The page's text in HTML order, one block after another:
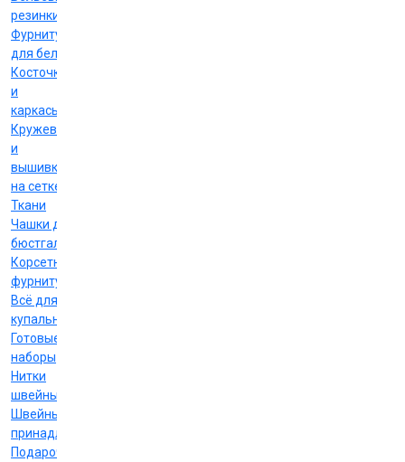
резинки
Фурнитура
для белья
Косточки
и
каркасы
Кружево
и
вышивка
на сетке
Ткани
Чашки для
бюстгальтеров
Корсетная
фурнитура
Всё для
купальников
Готовые
наборы
Нитки
швейные
Швейные
принадлежности
Подарочные